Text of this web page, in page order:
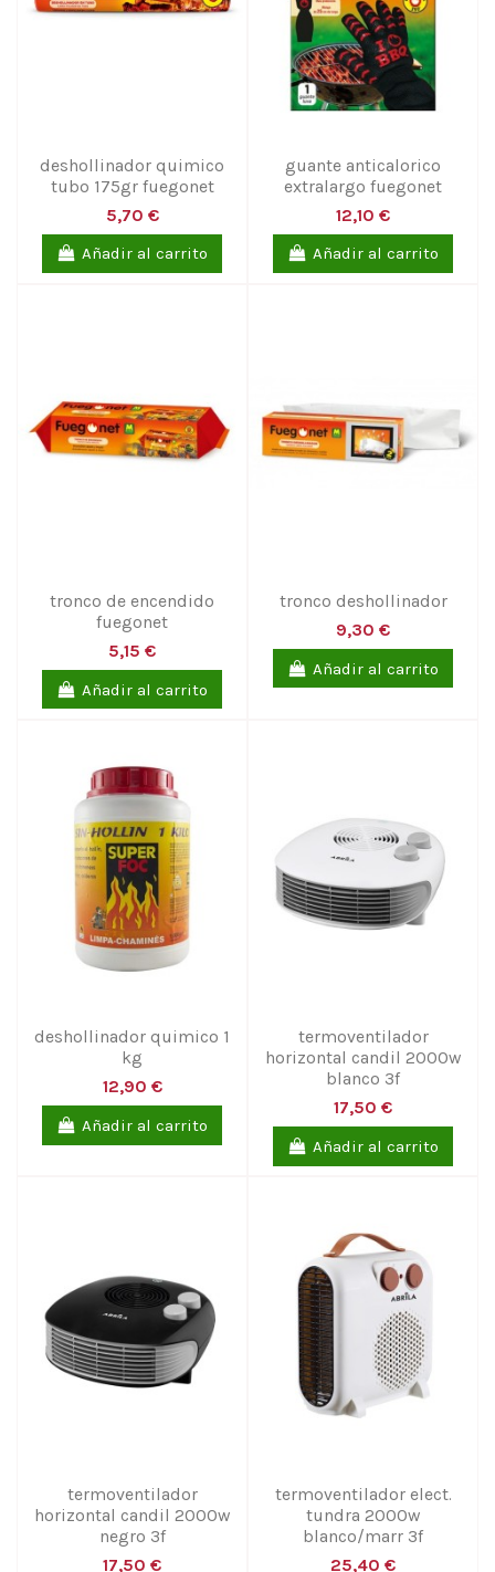
deshollinador quimico
tubo 175gr fuegonet
5,70 €
Añadir al carrito
guante anticalorico
extralargo fuegonet
12,10 €
Añadir al carrito
tronco de encendido
fuegonet
5,15 €
Añadir al carrito
tronco deshollinador
9,30 €
Añadir al carrito
deshollinador quimico 1
kg
12,90 €
Añadir al carrito
termoventilador
horizontal candil 2000w
blanco 3f
17,50 €
Añadir al carrito
termoventilador
horizontal candil 2000w
negro 3f
17,50 €
termoventilador elect.
tundra 2000w
blanco/marr 3f
25,40 €